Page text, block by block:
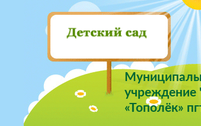
учреждение
«Тополёк»